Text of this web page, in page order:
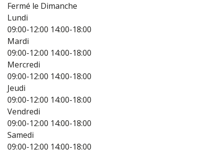
Fermé le Dimanche
Lundi
09:00-12:00 14:00-18:00
Mardi
09:00-12:00 14:00-18:00
Mercredi
09:00-12:00 14:00-18:00
Jeudi
09:00-12:00 14:00-18:00
Vendredi
09:00-12:00 14:00-18:00
Samedi
09:00-12:00 14:00-18:00